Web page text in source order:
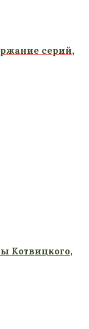
серий,
Котвицкого,